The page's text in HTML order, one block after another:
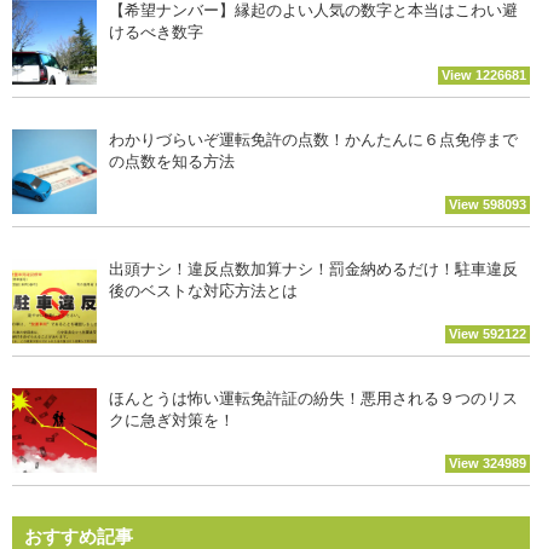
【希望ナンバー】縁起のよい人気の数字と本当はこわい避
けるべき数字
View 1226681
わかりづらいぞ運転免許の点数！かんたんに６点免停まで
の点数を知る方法
View 598093
出頭ナシ！違反点数加算ナシ！罰金納めるだけ！駐車違反
後のベストな対応方法とは
View 592122
ほんとうは怖い運転免許証の紛失！悪用される９つのリス
クに急ぎ対策を！
View 324989
おすすめ記事